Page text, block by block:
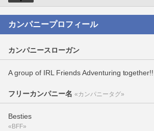
カンパニープロフィール
カンパニースローガン
A group of IRL Friends Adventuring together!!
フリーカンパニー名 «カンパニータグ»
Besties
«BFF»